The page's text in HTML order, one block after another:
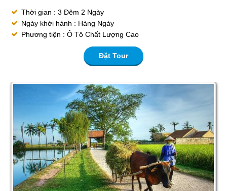
Thời gian : 3 Đêm 2 Ngày
Ngày khởi hành : Hàng Ngày
Phương tiện : Ô Tô Chất Lượng Cao
Đặt Tour